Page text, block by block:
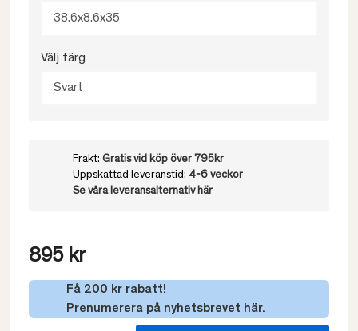
38.6x8.6x35
Välj färg
Svart
Frakt: Gratis vid köp över 795kr
Uppskattad leveranstid: 4-6 veckor
Se våra leveransalternativ här
895 kr
Få 200 kr rabatt!
Prenumerera på nyhetsbrevet här.